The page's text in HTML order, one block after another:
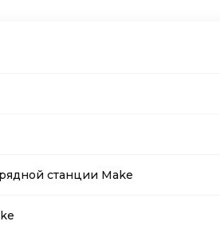
станции Make